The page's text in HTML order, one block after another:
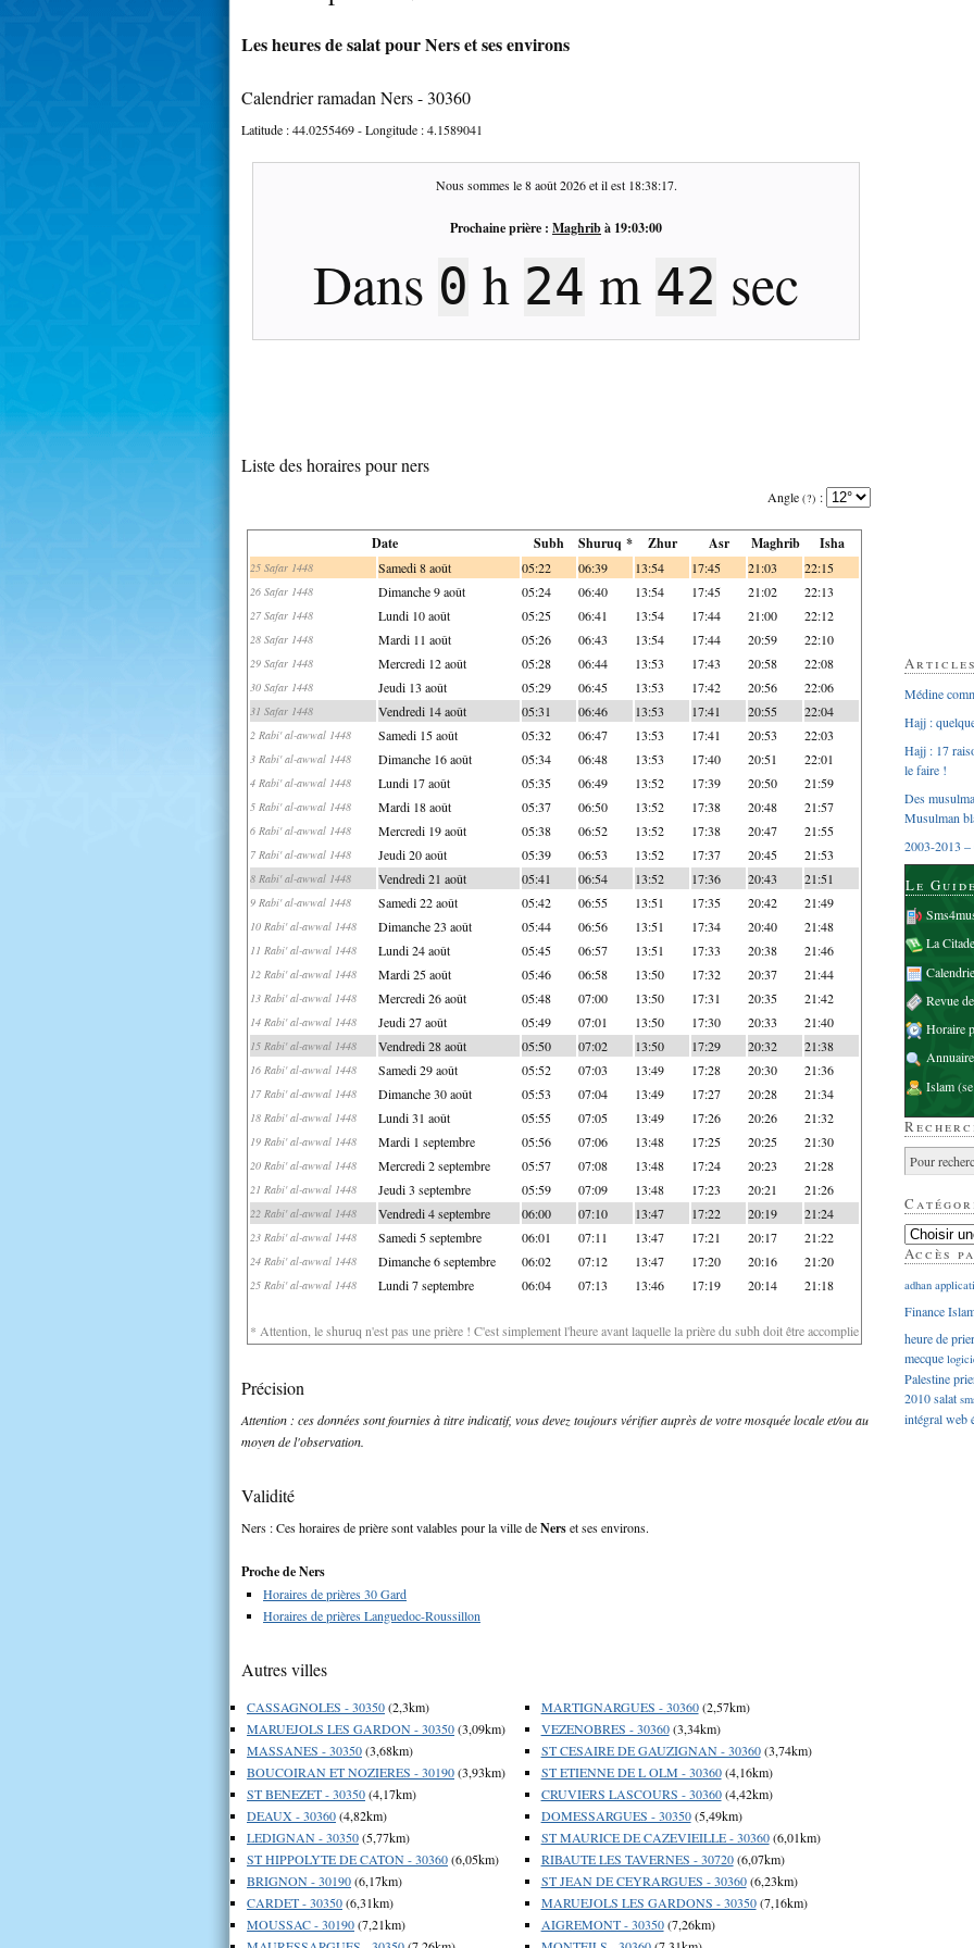
Les heures de salat pour Ners et ses environs
Calendrier ramadan Ners - 30360
Latitude :44.0255469- Longitude :4.1589041
Nous sommes le8 août 2026et il est 18:38:18.
Prochaine prière : Maghribà 19:03:00
Dans 0 h 24 m 41 sec
Liste des horaires pour ners
Angle (?) :
Date Subh Shuruq * Zhur Asr Maghrib Isha
25 Safar 1448 Samedi 8 août 05:22 06:39 13:54 17:45 21:03 22:15
26 Safar 1448 Dimanche 9 août 05:24 06:40 13:54 17:45 21:02 22:13
27 Safar 1448 Lundi 10 août 05:25 06:41 13:54 17:44 21:00 22:12
28 Safar 1448 Mardi 11 août 05:26 06:43 13:54 17:44 20:59 22:10
29 Safar 1448 Mercredi 12 août 05:28 06:44 13:53 17:43 20:58 22:08
30 Safar 1448 Jeudi 13 août 05:29 06:45 13:53 17:42 20:56 22:06
31 Safar 1448 Vendredi 14 août 05:31 06:46 13:53 17:41 20:55 22:04
2 Rabi' al-awwal 1448 Samedi 15 août 05:32 06:47 13:53 17:41 20:53 22:03
3 Rabi' al-awwal 1448 Dimanche 16 août 05:34 06:48 13:53 17:40 20:51 22:01
4 Rabi' al-awwal 1448 Lundi 17 août 05:35 06:49 13:52 17:39 20:50 21:59
5 Rabi' al-awwal 1448 Mardi 18 août 05:37 06:50 13:52 17:38 20:48 21:57
6 Rabi' al-awwal 1448 Mercredi 19 août 05:38 06:52 13:52 17:38 20:47 21:55
7 Rabi' al-awwal 1448 Jeudi 20 août 05:39 06:53 13:52 17:37 20:45 21:53
8 Rabi' al-awwal 1448 Vendredi 21 août 05:41 06:54 13:52 17:36 20:43 21:51
9 Rabi' al-awwal 1448 Samedi 22 août 05:42 06:55 13:51 17:35 20:42 21:49
10 Rabi' al-awwal 1448 Dimanche 23 août 05:44 06:56 13:51 17:34 20:40 21:48
11 Rabi' al-awwal 1448 Lundi 24 août 05:45 06:57 13:51 17:33 20:38 21:46
12 Rabi' al-awwal 1448 Mardi 25 août 05:46 06:58 13:50 17:32 20:37 21:44
13 Rabi' al-awwal 1448 Mercredi 26 août 05:48 07:00 13:50 17:31 20:35 21:42
14 Rabi' al-awwal 1448 Jeudi 27 août 05:49 07:01 13:50 17:30 20:33 21:40
15 Rabi' al-awwal 1448 Vendredi 28 août 05:50 07:02 13:50 17:29 20:32 21:38
16 Rabi' al-awwal 1448 Samedi 29 août 05:52 07:03 13:49 17:28 20:30 21:36
17 Rabi' al-awwal 1448 Dimanche 30 août 05:53 07:04 13:49 17:27 20:28 21:34
18 Rabi' al-awwal 1448 Lundi 31 août 05:55 07:05 13:49 17:26 20:26 21:32
19 Rabi' al-awwal 1448 Mardi 1 septembre 05:56 07:06 13:48 17:25 20:25 21:30
20 Rabi' al-awwal 1448 Mercredi 2 septembre 05:57 07:08 13:48 17:24 20:23 21:28
21 Rabi' al-awwal 1448 Jeudi 3 septembre 05:59 07:09 13:48 17:23 20:21 21:26
22 Rabi' al-awwal 1448 Vendredi 4 septembre 06:00 07:10 13:47 17:22 20:19 21:24
23 Rabi' al-awwal 1448 Samedi 5 septembre 06:01 07:11 13:47 17:21 20:17 21:22
24 Rabi' al-awwal 1448 Dimanche 6 septembre 06:02 07:12 13:47 17:20 20:16 21:20
25 Rabi' al-awwal 1448 Lundi 7 septembre 06:04 07:13 13:46 17:19 20:14 21:18
* Attention, le shuruq n'est pas une prière ! C'est simplement l'heure avant laquelle la prière du subh doit être accomplie
Précision
Attention : ces données sont fournies à titre indicatif, vous devez toujours vérifier auprès de votre mosquée locale et/ou au
moyen de l'observation.
Validité
Ners : Ces horaires de prière sont valables pour la ville deNerset ses environs.
Proche de Ners
Horaires de prières 30 Gard
Horaires de prières Languedoc-Roussillon
Autres villes
CASSAGNOLES - 30350(2,3km)
MARUEJOLS LES GARDON - 30350(3,09km)
MASSANES - 30350(3,68km)
BOUCOIRAN ET NOZIERES - 30190(3,93km)
ST BENEZET - 30350(4,17km)
DEAUX - 30360(4,82km)
LEDIGNAN - 30350(5,77km)
ST HIPPOLYTE DE CATON - 30360(6,05km)
BRIGNON - 30190(6,17km)
CARDET - 30350(6,31km)
MOUSSAC - 30190(7,21km)
MARTIGNARGUES - 30360(2,57km)
VEZENOBRES - 30360(3,34km)
ST CESAIRE DE GAUZIGNAN - 30360(3,74km)
ST ETIENNE DE L OLM - 30360(4,16km)
CRUVIERS LASCOURS - 30360(4,42km)
DOMESSARGUES - 30350(5,49km)
ST MAURICE DE CAZEVIEILLE - 30360(6,01km)
RIBAUTE LES TAVERNES - 30720(6,07km)
ST JEAN DE CEYRARGUES - 30360(6,23km)
MARUEJOLS LES GARDONS - 30350(7,16km)
AIGREMONT - 30350(7,26km)
Médine
Hajj :
Hajj : 17
le faire !
Des
Musulman
2003-2013 –
Le
La
Revue
Horaire
Islam
Accès
adhan
Finance
heure de
mecque
Palestine
2010salat
intégralweb